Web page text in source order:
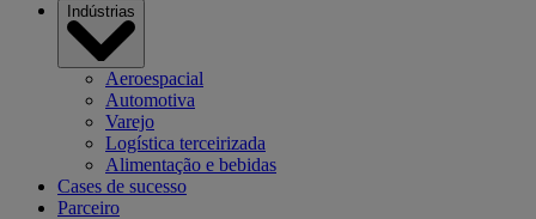
Indústrias
Aeroespacial
Automotiva
Varejo
Logística terceirizada
Alimentação e bebidas
Cases de sucesso
Parceiro